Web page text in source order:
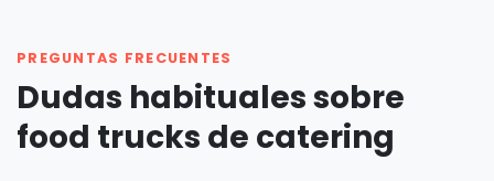
PREGUNTAS FRECUENTES
Dudas habituales sobre
food trucks de catering